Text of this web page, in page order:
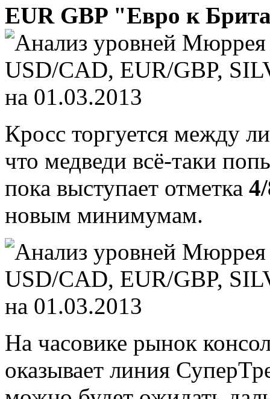
EUR GBP "Евро к
Кросс торгуется между
что медведи всё-таки
пока выступает отметка
новым минимумам.
На часовике рынок
оказывает линия